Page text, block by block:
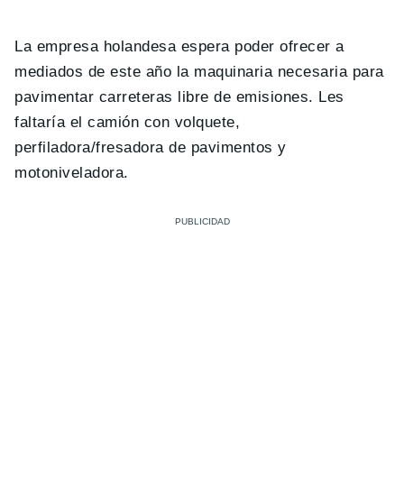
La empresa holandesa espera poder ofrecer a
mediados de este año la maquinaria necesaria para
pavimentar carreteras libre de emisiones. Les
faltaría el camión con volquete,
perfiladora/fresadora de pavimentos y
motoniveladora.